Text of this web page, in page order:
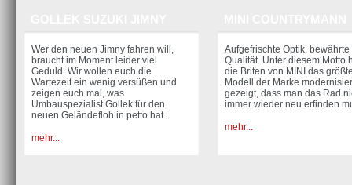
Wer den neuen Jimny fahren will,
braucht im Moment leider viel
Geduld. Wir wollen euch die
Wartezeit ein wenig ver­süßen und
zeigen euch mal, was
Umbauspezialist Gollek für den
neuen Geländefloh in petto hat.
mehr...
Aufgefrischte Optik, bewährte
Qualität. Unter diesem Motto
die Briten von MINI das
Modell der Marke
gezeigt, dass man das Rad
immer wieder neu erfinden
mehr...